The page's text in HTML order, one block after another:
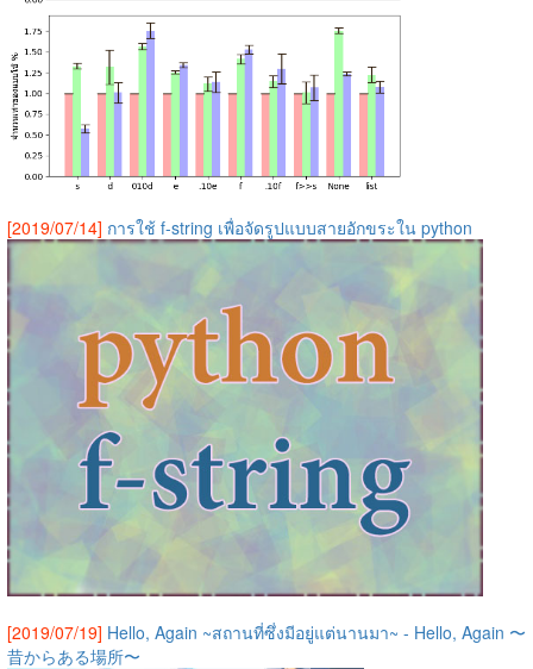
[2019/07/14] การใช้ f-string เพื่อจัดรูปแบบสายอักขระใน python
[2019/07/19] Hello, Again ~สถานที่ซึ่งมีอยู่แต่นานมา~ - Hello, Again 〜
昔からある場所〜